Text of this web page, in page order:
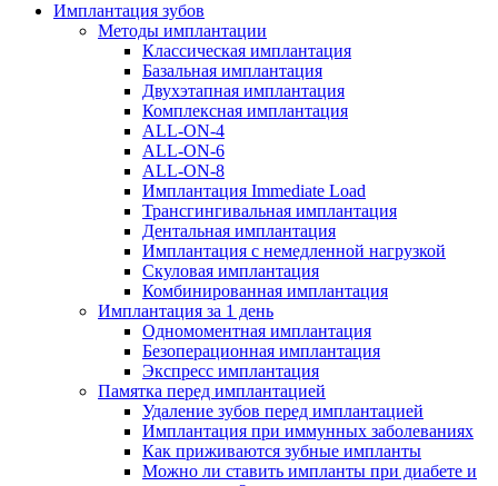
Имплантация зубов
Методы имплантации
Классическая имплантация
Базальная имплантация
Двухэтапная имплантация
Комплексная имплантация
ALL-ON-4
ALL-ON-6
ALL-ON-8
Имплантация Immediate Load
Трансгингивальная имплантация
Дентальная имплантация
Имплантация с немедленной нагрузкой
Скуловая имплантация
Комбинированная имплантация
Имплантация за 1 день
Одномоментная имплантация
Безоперационная имплантация
Экспресс имплантация
Памятка перед имплантацией
Удаление зубов перед имплантацией
Имплантация при иммунных заболеваниях
Как приживаются зубные импланты
Можно ли ставить импланты при диабете и